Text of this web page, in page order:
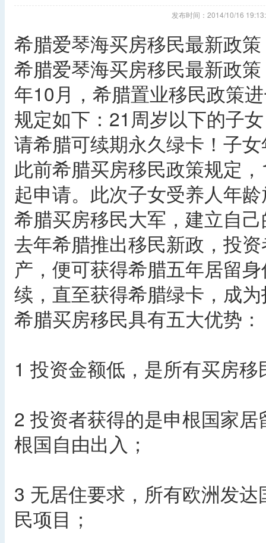
发布时间：2014/10/16
希腊爱琴海买房移民最新政
希腊爱琴海买房移民最新政
年10月，希腊置业移民政策
规定如下：21周岁以下的子
请希腊可续期永久绿卡！子
此前希腊买房移民政策规定
起申请。此次子女受养人年
希腊买房移民大军，建立自
去年希腊推出移民新政，投
产，便可获得希腊五年居留
续，直至获得希腊绿卡，成
希腊买房移民具有五大优势：
1 投资金额低，是所有买房
2 投资者获得的是申根国家
根国自由出入；
3 无居住要求，所有欧洲发
民项目；